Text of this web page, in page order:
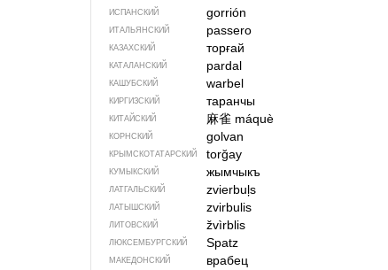
ИСПАНСКИЙ gorrión
ИТАЛЬЯНСКИЙ passero
КАЗАХСКИЙ торғай
КАТАЛАНСКИЙ pardal
КАШУБСКИЙ warbel
КИРГИЗСКИЙ таранчы
КИТАЙСКИЙ 麻雀 máquè
КОРНСКИЙ golvan
КРЫМСКО­ТАТАРСКИЙ torğay
КУМЫКСКИЙ жымчыкъ
ЛАТГАЛЬСКИЙ zvierbuļs
ЛАТЫШСКИЙ zvirbulis
ЛИТОВСКИЙ žvìrblis
ЛЮКСЕМБУРГСКИЙ Spatz
МАКЕДОНСКИЙ врабец